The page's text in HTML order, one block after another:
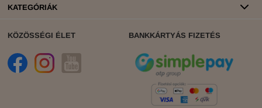
KATEGÓRIÁK
KÖZÖSSÉGI ÉLET BANKKÁRTYÁS FIZETÉS